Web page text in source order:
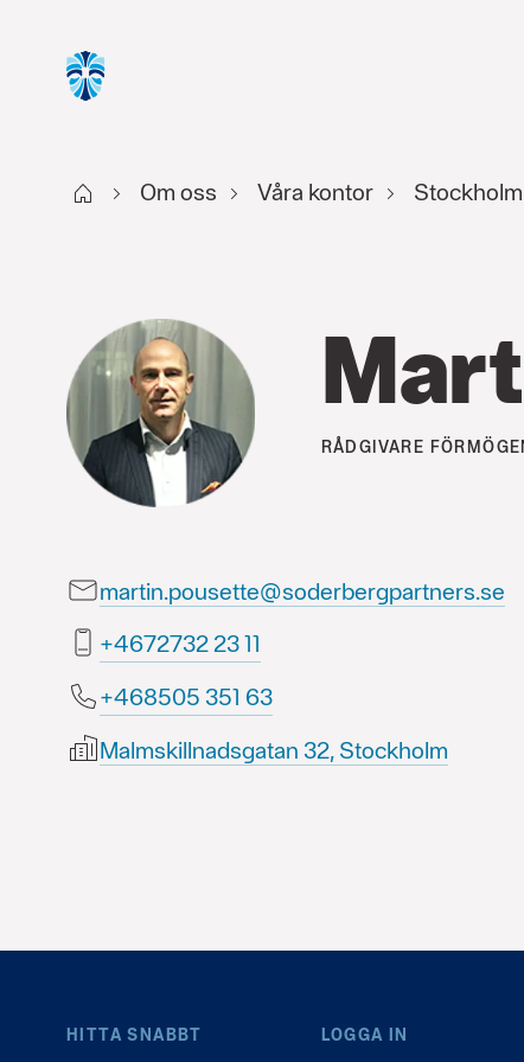
Start Om oss Våra kontor
RÅDGIVARE
martin.pousette@soderbergpartners.se
11 32 2372764+
36 153 505864+
Malmskillnadsgatan 32, Stockholm
HITTA SNABBT LOGGA IN